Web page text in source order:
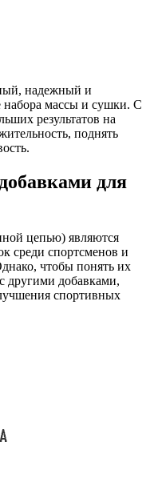
надежный и
массы и сушки. С
результатов на
поднять
для
цепью) являются
среди спортсменов и
чтобы понять их
другими добавками,
спортивных